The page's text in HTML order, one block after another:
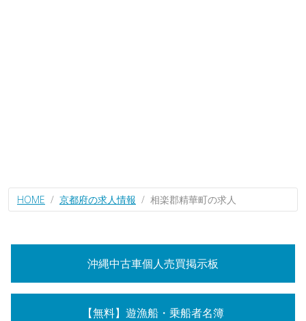
HOME 京都府の求人情報 相楽郡精華町の求人
沖縄中古車個人売買掲示板
【無料】遊漁船・乗船者名簿